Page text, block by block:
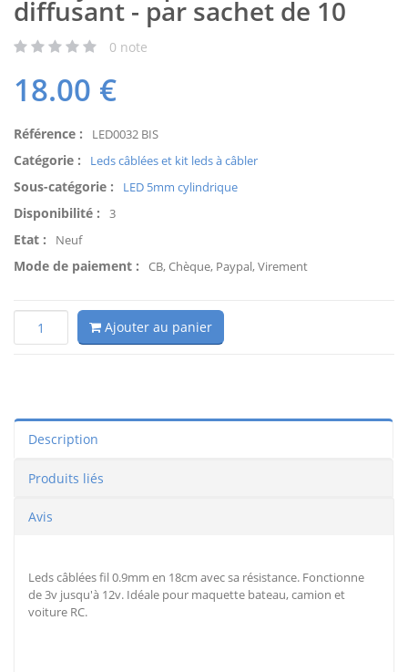
diffusant - par sachet de 10
0 note
18.00 €
Référence : LED0032 BIS
Catégorie : Leds câblées et kit leds à câbler
Sous-catégorie : LED 5mm cylindrique
Disponibilité : 3
Etat : Neuf
Mode de paiement : CB, Chèque, Paypal, Virement
Ajouter au panier
Description
Produits liés
Avis
Leds câblées fil 0.9mm en 18cm avec sa résistance. Fonctionne
de 3v jusqu'à 12v. Idéale pour maquette bateau, camion et
voiture RC.